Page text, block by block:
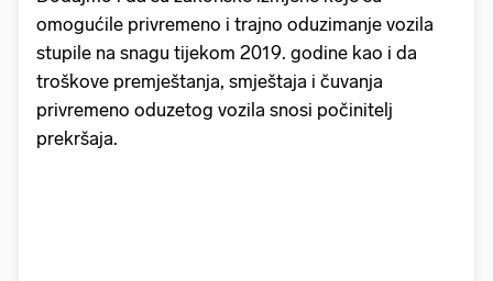
omogućile privremeno i trajno oduzimanje vozila
stupile na snagu tijekom 2019. godine kao i da
troškove premještanja, smještaja i čuvanja
privremeno oduzetog vozila snosi počinitelj
prekršaja.